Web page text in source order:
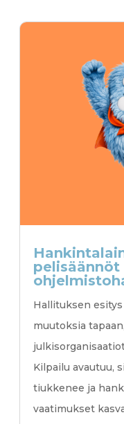
pelisäännöt
Hallituksen
muutoksia
Kilpailu avautuu,
tiukkenee ja
vaatimukset